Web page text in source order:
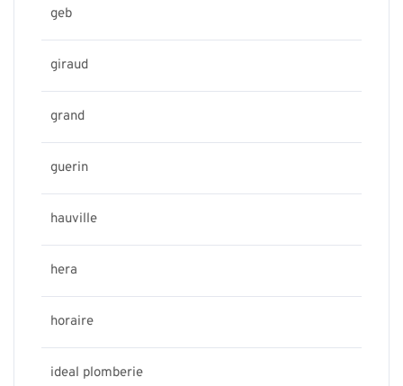
geb
giraud
grand
guerin
hauville
hera
horaire
ideal plomberie